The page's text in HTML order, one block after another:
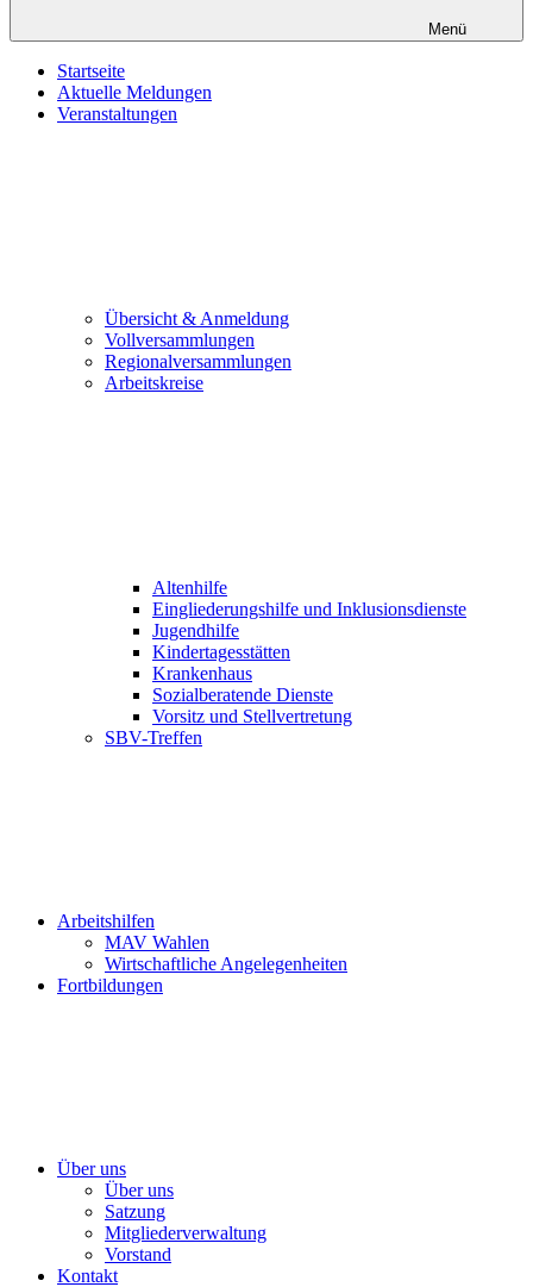
Menü
Startseite
Aktuelle Meldungen
Veranstaltungen
Übersicht & Anmeldung
Vollversammlungen
Regionalversammlungen
Arbeitskreise
Altenhilfe
Eingliederungshilfe und Inklusionsdienste
Jugendhilfe
Kindertagesstätten
Krankenhaus
Sozialberatende Dienste
Vorsitz und Stellvertretung
SBV-Treffen
Arbeitshilfen
MAV Wahlen
Wirtschaftliche Angelegenheiten
Fortbildungen
Über uns
Über uns
Satzung
Mitgliederverwaltung
Vorstand
Kontakt